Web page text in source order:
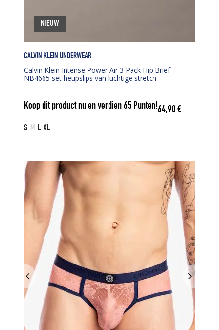
CALVIN KLEIN UNDERWEAR
Calvin Klein Intense Power Air 3 Pack Hip Brief
NB4665 set heupslips van luchtige stretch
Koop dit product nu en verdien65 Punten!64,90€
S M L XL
NIEUW